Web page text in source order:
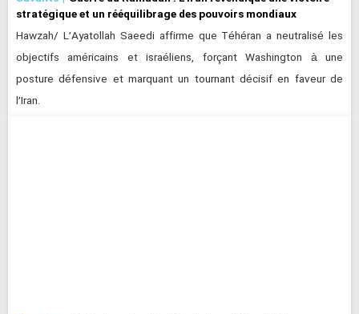
stratégique et un rééquilibrage des pouvoirs mondiaux
Hawzah/ L’Ayatollah Saeedi affirme que Téhéran a neutralisé les
objectifs américains et israéliens, forçant Washington à une
posture défensive et marquant un tournant décisif en faveur de
l’Iran.